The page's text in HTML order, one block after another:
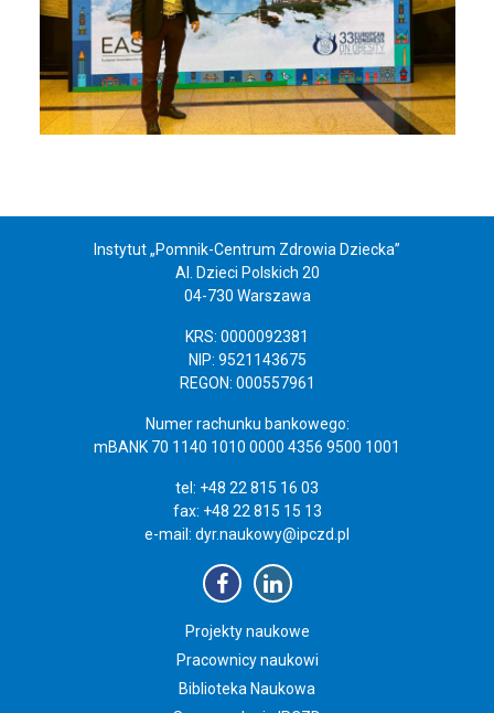
Instytut „Pomnik-Centrum Zdrowia Dziecka”
Al. Dzieci Polskich 20
04-730 Warszawa
KRS: 0000092381
NIP: 9521143675
REGON: 000557961
Numer rachunku bankowego:
mBANK 70 1140 1010 0000 4356 9500 1001
tel: +48 22 815 16 03
fax: +48 22 815 15 13
e-mail: dyr.naukowy@ipczd.pl
Projekty naukowe
Pracownicy naukowi
Biblioteka Naukowa